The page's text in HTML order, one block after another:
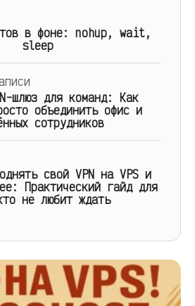
в фоне: nohup, wait,
sleep
шлюз для команд: Как
объединить офис и
сотрудников
свой VPN на VPS и
Практический гайд для
не любит ждать